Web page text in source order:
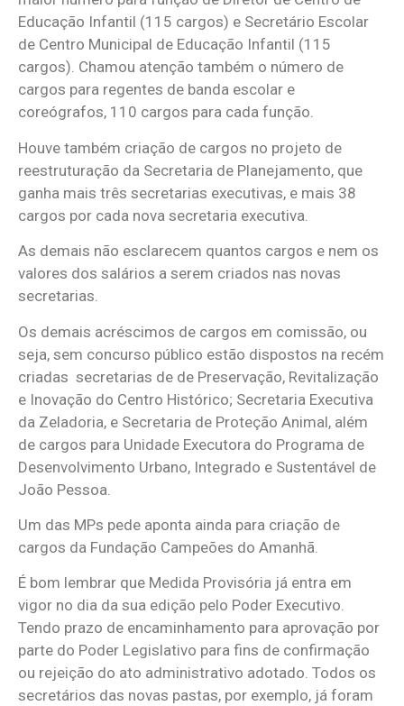
Educação Infantil (115 cargos) e Secretário Escolar
de Centro Municipal de Educação Infantil (115
cargos). Chamou atenção também o número de
cargos para regentes de banda escolar e
coreógrafos, 110 cargos para cada função.
Houve também criação de cargos no projeto de
reestruturação da Secretaria de Planejamento, que
ganha mais três secretarias executivas, e mais 38
cargos por cada nova secretaria executiva.
As demais não esclarecem quantos cargos e nem os
valores dos salários a serem criados nas novas
secretarias.
Os demais acréscimos de cargos em comissão, ou
seja, sem concurso público estão dispostos na recém
criadas secretarias de de Preservação, Revitalização
e Inovação do Centro Histórico; Secretaria Executiva
da Zeladoria, e Secretaria de Proteção Animal, além
de cargos para Unidade Executora do Programa de
Desenvolvimento Urbano, Integrado e Sustentável de
João Pessoa.
Um das MPs pede aponta ainda para criação de
cargos da Fundação Campeões do Amanhã.
É bom lembrar que Medida Provisória já entra em
vigor no dia da sua edição pelo Poder Executivo.
Tendo prazo de encaminhamento para aprovação por
parte do Poder Legislativo para fins de confirmação
ou rejeição do ato administrativo adotado. Todos os
secretários das novas pastas, por exemplo, já foram